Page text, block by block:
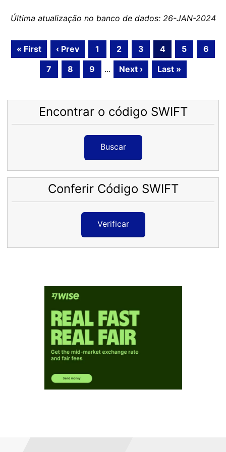
Última atualização no banco de dados: 26-JAN-2024
« First ‹ Prev 1 2 3 4 5
6
7
8 9 ... Next › Last »
Encontrar o código SWIFT
Buscar
Conferir Código SWIFT
Verificar